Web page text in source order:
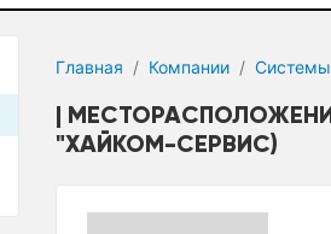
Главная Компании Системы
"ХАЙКОМ-СЕРВИС)